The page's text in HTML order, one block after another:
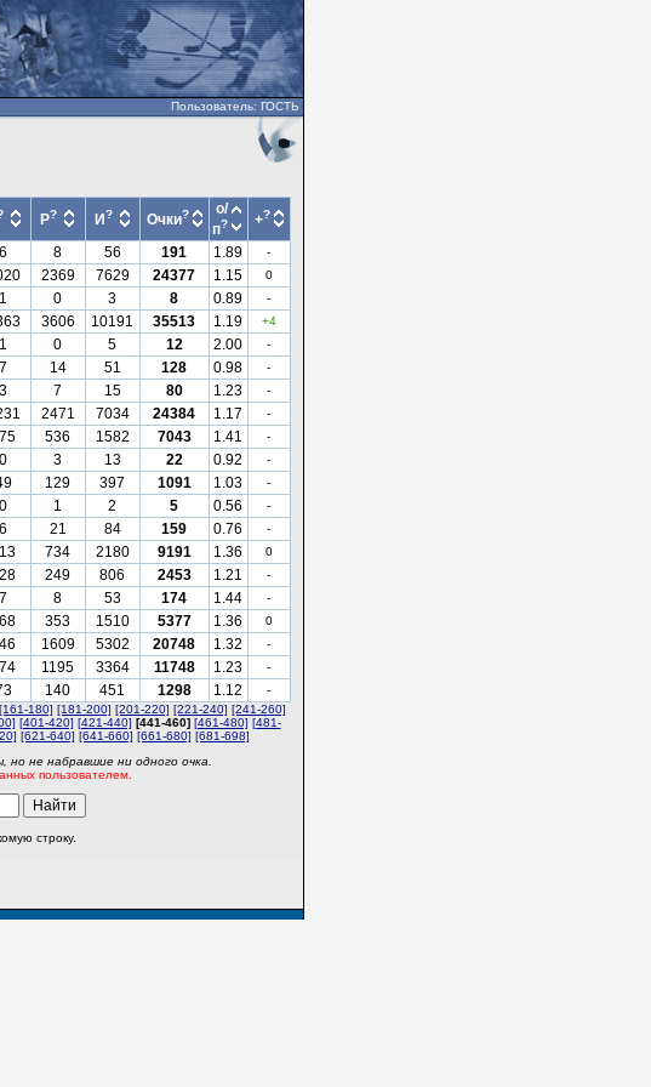
Пользователь: ГОСТЬ
Р? И? Очки?
о/
п? +?
6 8 56 191 1.89 -
2369 7629 24377 1.15 0
1 0 3 8 0.89 -
3606 10191 35513 1.19 +4
1 0 5 12 2.00 -
7 14 51 128 0.98 -
3 7 15 80 1.23 -
2471 7034 24384 1.17 -
536 1582 7043 1.41 -
0 3 13 22 0.92 -
129 397 1091 1.03 -
0 1 2 5 0.56 -
6 21 84 159 0.76 -
734 2180 9191 1.36 0
249 806 2453 1.21 -
7 8 53 174 1.44 -
353 1510 5377 1.36 0
1609 5302 20748 1.32 -
1195 3364 11748 1.23 -
140 451 1298 1.12
-
[161-180] [181-200] [201-220] [221-240] [241-260]
[401-420] [421-440] [441-460] [461-480] [481-
[621-640] [641-660] [661-680] [681-698]
не набравшие ни одного очка.
пользователем.
строку.